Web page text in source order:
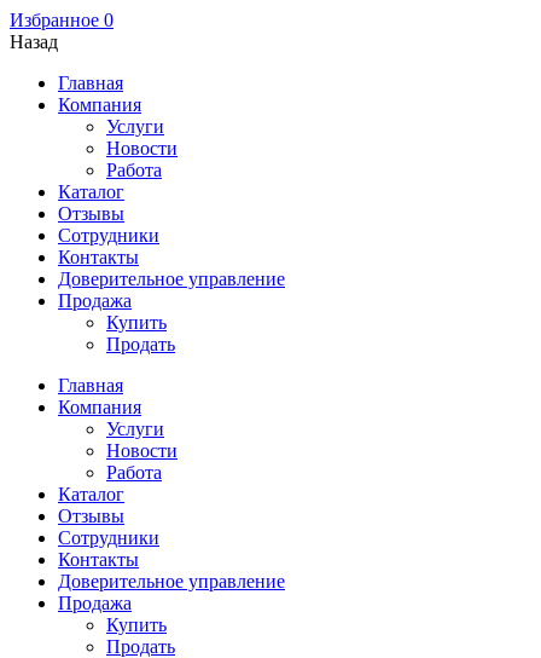
Избранное 0
Назад
Главная
Компания
Услуги
Новости
Работа
Каталог
Отзывы
Сотрудники
Контакты
Доверительное управление
Продажа
Купить
Продать
Главная
Компания
Услуги
Новости
Работа
Каталог
Отзывы
Сотрудники
Контакты
Доверительное управление
Продажа
Купить
Продать